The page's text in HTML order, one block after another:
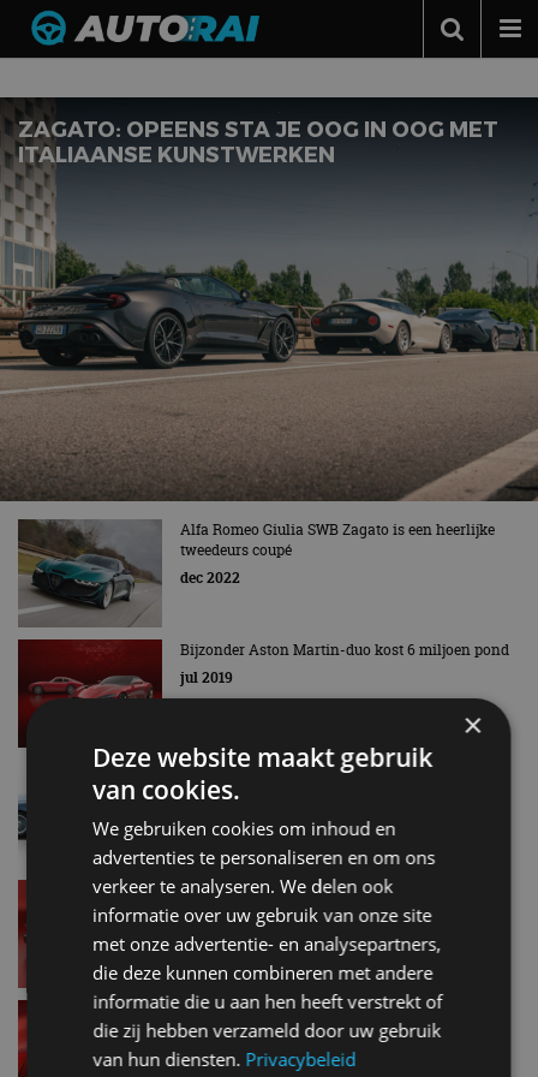
Podcast
Autotests
Automerken
Adverteren
Contact
MotorRAI.nl
Nieuws over
ZAGATO: OPEENS STA JE OOG IN OOG MET
ITALIAANSE KUNSTWERKEN
Alfa Romeo Giulia SWB Zagato is een heerlijke
tweedeurs coupé
dec 2022
Bijzonder Aston Martin-duo kost 6 miljoen pond
jul 2019
Aston Martin bouwt 19 stuks DBS GT Zagato
mrt 2019
In vol ornaat: Aston Martin Vanquish Zagato
Shooting Brake
okt 2017
Modelfamilie Aston Martin Vanquish Zagato
bijna compleet
aug 2017
×
Deze website maakt gebruik
van cookies.
We gebruiken cookies om inhoud en
advertenties te personaliseren en om ons
verkeer te analyseren. We delen ook
informatie over uw gebruik van onze site
met onze advertentie- en analysepartners,
die deze kunnen combineren met andere
informatie die u aan hen heeft verstrekt of
die zij hebben verzameld door uw gebruik
van hun diensten. Privacybeleid